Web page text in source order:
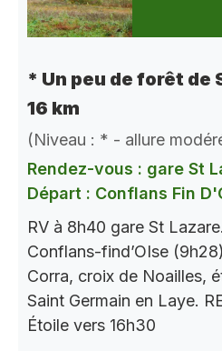
* Un peu de forêt de
16 km
(Niveau : * - allure
Rendez-vous : gare St
Départ : Conflans Fin
RV à 8h40 gare St
Conflans-find’OIse
Corra, croix de Noailles,
Saint Germain en Laye.
Étoile vers 16h30